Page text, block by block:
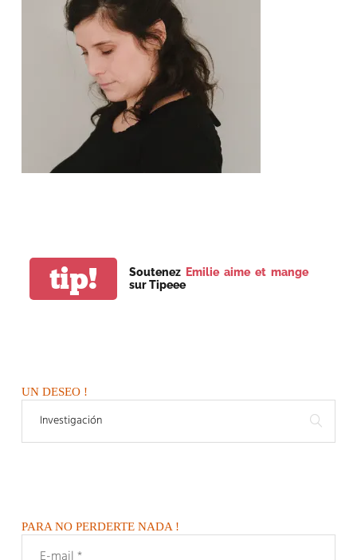
tip! Soutenez Emilie aime et mange
sur Tipeee
UN DESEO !
PARA NO PERDERTE NADA !